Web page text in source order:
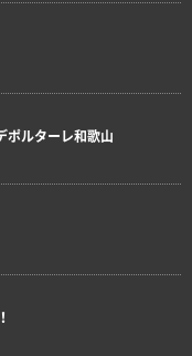
ルターレ和歌山